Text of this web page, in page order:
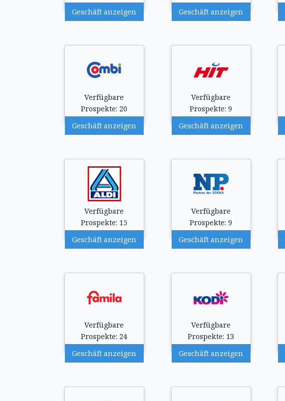
Geschäft anzeigen
Geschäft anzeigen
Verfügbare
Prospekte: 20
Geschäft anzeigen
Verfügbare
Prospekte: 9
Geschäft anzeigen
Verfügbare
Prospekte: 15
Geschäft anzeigen
Verfügbare
Prospekte: 9
Geschäft anzeigen
Verfügbare
Prospekte: 24
Geschäft anzeigen
Verfügbare
Prospekte: 13
Geschäft anzeigen